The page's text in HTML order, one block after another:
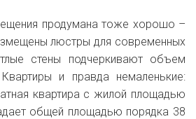
продумана тоже хорошо –
люстры для современных
стены подчеркивают объем
и правда немаленькие:
квартира с жилой площадью
общей площадью порядка 38